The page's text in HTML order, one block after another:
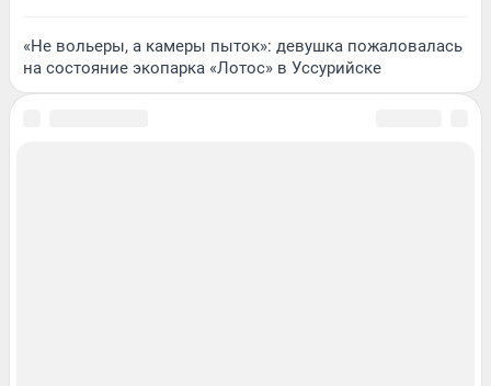
«Не вольеры, а камеры пыток»: девушка пожаловалась
на состояние экопарка «Лотос» в Уссурийске